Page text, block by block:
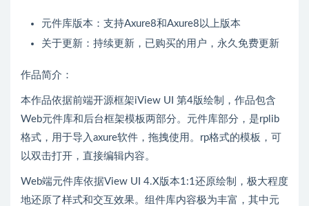
元件库版本：支持Axure8和Axure8以上版本
关于更新：持续更新，已购买的用户，永久免费更新
作品简介：
本作品依据前端开源框架iView UI 第4版绘制，作品包含
Web元件库和后台框架模板两部分。元件库部分，是rplib
格式，用于导入axure软件，拖拽使用。rp格式的模板，可
以双击打开，直接编辑内容。
Web端元件库依据View UI 4.X版本1:1还原绘制，极大程度
地还原了样式和交互效果。组件库内容极为丰富，其中元